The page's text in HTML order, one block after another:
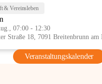
& Vereinsleben
07:00 - 12:30
Veranstaltungskalender